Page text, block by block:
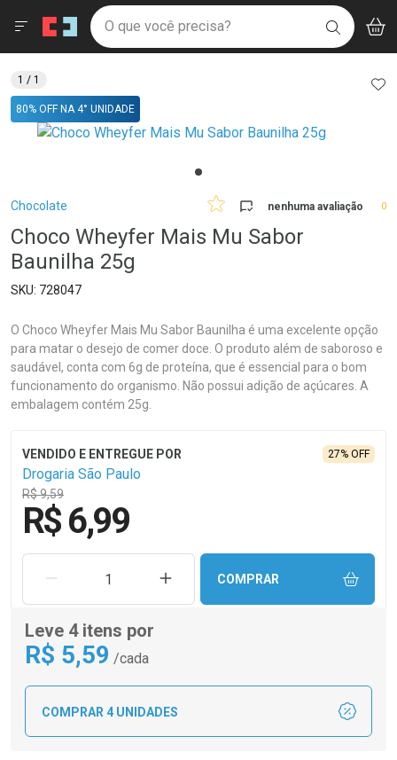
Drogaria São Paulo
Ir direto para a home
pela página
Ir direto para o conteúdo
Ir direto para a busca
Ir direto para a conta
Ir direto para a ajuda
Ir direto para a notificações
Ir direto para o carrinho
Faça a sua busca
O que você precisa? BUSCAR
Menu
Breadcrumb
Chocolate nenhuma avaliação 0
Choco Wheyfer Mais Mu Sabor
Baunilha 25g
728047
O Choco Wheyfer Mais Mu Sabor Baunilha é uma excelente opção
para matar o desejo de comer doce. O produto além de saboroso e
saudável, conta com 6g de proteína, que é essencial para o bom
funcionamento do organismo. Não possui adição de açúcares. A
embalagem contém 25g.
Drogaria São Paulo
R$ 9,59
27% OFF
R$ 6,99
REMOVER UMA UNIDADEAUMENTAR UMA UNIDADE
COMPRAR
Leve 4 itens por
R$ 5,59 /cada
COMPRAR 4 UNIDADES
80% OFF NA 4° UNIDADE
1 / 1